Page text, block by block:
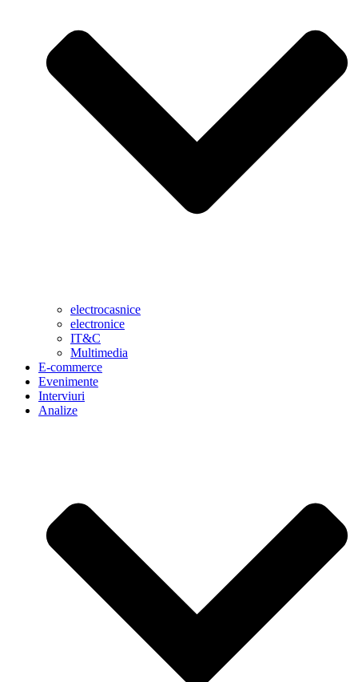
electrocasnice
electronice
IT&C
Multimedia
E-commerce
Evenimente
Interviuri
Analize